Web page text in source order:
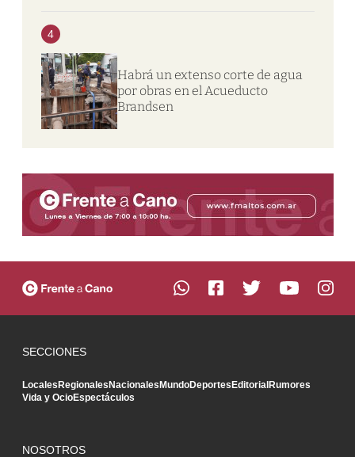
4
Habrá un extenso corte de agua
por obras en el Acueducto
Brandsen
SECCIONES
LocalesRegionalesNacionalesMundoDeportesEditorialRumores
Vida y OcioEspectáculos
NOSOTROS